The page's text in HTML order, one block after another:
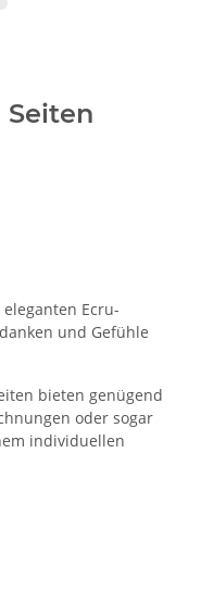
Seiten
Ecru-
und Gefühle
bieten genügend
oder sogar
individuellen